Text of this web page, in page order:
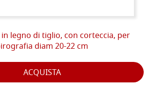
in legno di tiglio, con corteccia, per
diam 20-22 cm
ACQUISTA